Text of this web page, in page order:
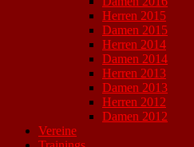
Herren 2015
Damen 2015
Herren 2014
Damen 2014
Herren 2013
Damen 2013
Herren 2012
Damen 2012
Vereine